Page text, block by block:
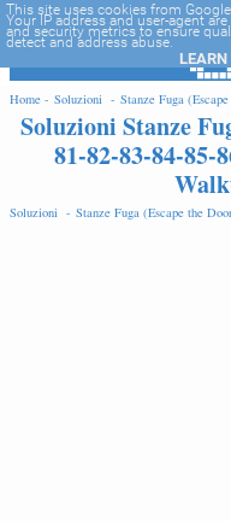
-->
Home - Soluzioni - Stanze Fuga
Soluzioni Stanze
81-82-83-84-85-
Soluzioni - Stanze Fuga (Escape the
This site uses cookies from
Your IP address and user-agent
and security metrics to ensure
detect and address abuse.
LEARN